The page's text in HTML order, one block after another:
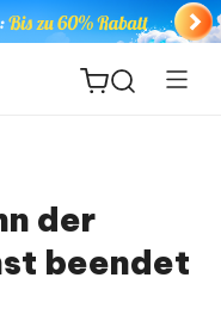
der
beendet